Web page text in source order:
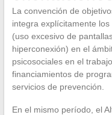
La convención de
integra explícitamente los
(uso excesivo de
hiperconexión) en el
psicosociales en el
financiamientos de
servicios de prevención.
En el mismo período, el